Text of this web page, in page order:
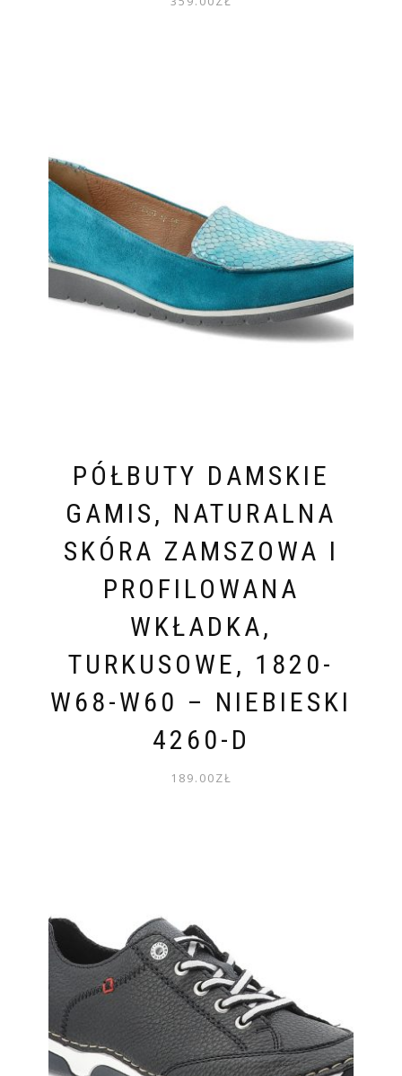
PÓŁBUTY DAMSKIE
GAMIS, NATURALNA
SKÓRA ZAMSZOWA I
PROFILOWANA
WKŁADKA,
TURKUSOWE, 1820-
W68-W60 – NIEBIESKI
4260-D
189.00ZŁ